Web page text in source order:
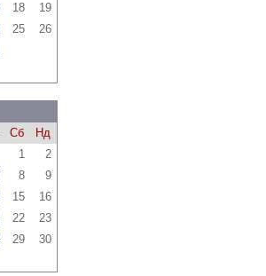
18
19
25
26
Сб
Нд
1
2
8
9
15
16
22
23
29 30